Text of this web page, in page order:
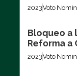
2023Voto
Bloqueo a
Reforma
2023Voto